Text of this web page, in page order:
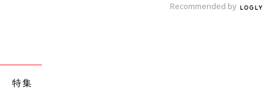
Recommended by
特集